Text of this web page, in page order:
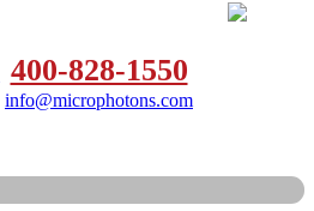
400-828-1550
info@microphotons.com